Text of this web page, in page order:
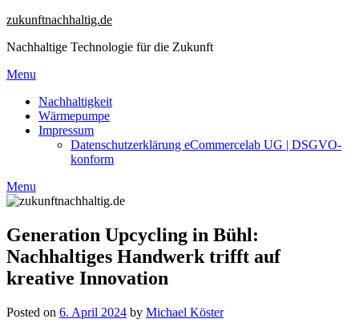
Skip
content
zukunftnachhaltig.de
Nachhaltige Technologie für die Zukunft
Menu
Nachhaltigkeit
Wärmepumpe
Impressum
Datenschutzerklärung eCommercelab UG | DSGVO-
konform
Menu
Generation Upcycling in Bühl:
Nachhaltiges Handwerk trifft auf
kreative Innovation
Posted on 6. April 2024 by Michael Köster